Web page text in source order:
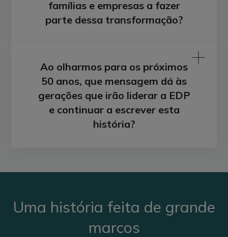
famílias e empresas a fazer
parte dessa transformação?
Ao olharmos para os próximos
50 anos, que mensagem dá às
gerações que irão liderar a EDP
e continuar a escrever esta
história?
Uma história feita de grande
marcos